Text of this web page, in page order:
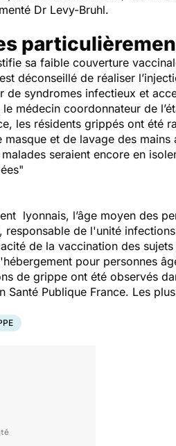
Dr Levy-Bruhl.
sa faible couverture
déconseillé de réaliser
de syndromes infectieux et
médecin coordonnateur de
les résidents grippés ont été
et de lavage des
seraient encore en
lyonnais, l’âge moyen des
responsable de l'unité
de la vaccination des
pour personnes
de grippe ont été observés
Santé Publique France. Les